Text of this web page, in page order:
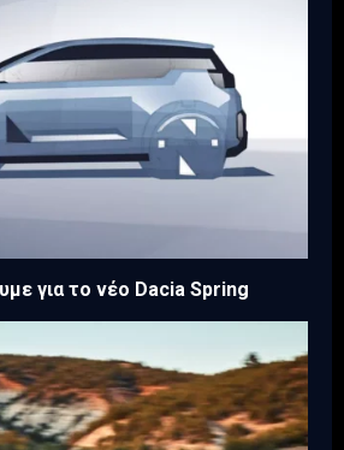
για το νέο Dacia Spring